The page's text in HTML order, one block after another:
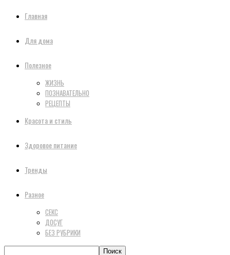
Главная
Для дома
Полезное
ЖИЗНЬ
ПОЗНАВАТЕЛЬНО
РЕЦЕПТЫ
Красота и стиль
Здоровое питание
Тренды
Разное
СЕКС
ДОСУГ
БЕЗ РУБРИКИ